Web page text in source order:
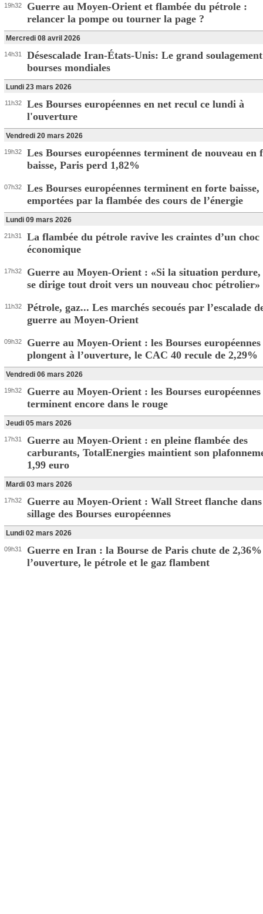
19h32
Guerre au Moyen-Orient et flambée du pétrole :
relancer la pompe ou tourner la page ?
Mercredi 08 avril 2026
14h31
Désescalade Iran-États-Unis: Le grand
bourses mondiales
Lundi 23 mars 2026
11h32
Les Bourses européennes en net recul ce lundi à
l'ouverture
Vendredi 20 mars 2026
19h32
Les Bourses européennes terminent de nouveau en
baisse, Paris perd 1,82%
07h32
Les Bourses européennes terminent en forte baisse,
emportées par la flambée des cours de l’énergie
Lundi 09 mars 2026
21h31
La flambée du pétrole ravive les craintes d’un choc
économique
17h32
Guerre au Moyen-Orient : «Si la situation perdure,
se dirige tout droit vers un nouveau choc pétrolier»
11h32
Pétrole, gaz... Les marchés secoués par l’escalade
guerre au Moyen-Orient
09h32
Guerre au Moyen-Orient : les Bourses européennes
plongent à l’ouverture, le CAC 40 recule de 2,29%
Vendredi 06 mars 2026
19h32
Guerre au Moyen-Orient : les Bourses européennes
terminent encore dans le rouge
Jeudi 05 mars 2026
17h31
Guerre au Moyen-Orient : en pleine flambée des
carburants, TotalEnergies maintient son
1,99 euro
Mardi 03 mars 2026
17h32
Guerre au Moyen-Orient : Wall Street flanche
sillage des Bourses européennes
Lundi 02 mars 2026
09h31
Guerre en Iran : la Bourse de Paris chute de
l’ouverture, le pétrole et le gaz flambent